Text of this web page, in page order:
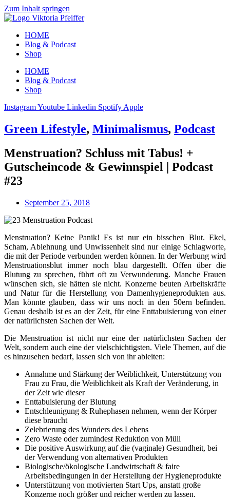
Zum Inhalt springen
HOME
Blog & Podcast
Shop
HOME
Blog & Podcast
Shop
InstagramYoutube Linkedin Spotify Apple
Green Lifestyle, Minimalismus, Podcast
Menstruation? Schluss mit Tabus! +
Gutscheincode & Gewinnspiel | Podcast
#23
September 25, 2018
Menstruation? Keine Panik! Es ist nur ein bisschen Blut. Ekel,
Scham, Ablehnung und Unwissenheit sind nur einige Schlagworte,
die mit der Periode verbunden werden können. In der Werbung wird
Menstruationsblut immer noch blau dargestellt. Offen über die
Blutung zu sprechen, führt oft zu Verwunderung. Manche Frauen
wünschen sich, sie hätten sie nicht. Konzerne beuten Arbeitskräfte
und Natur für die Herstellung von Damenhygieneprodukten aus.
Man könnte glauben, dass wir uns noch in den 50ern befinden.
Genau deshalb ist es an der Zeit, für eine Enttabuisierung von einer
der natürlichsten Sachen der Welt.
Die Menstruation ist nicht nur eine der natürlichsten Sachen der
Welt, sondern auch eine der vielschichtigsten. Viele Themen, auf die
es hinzusehen bedarf, lassen sich von ihr ableiten:
Annahme und Stärkung der Weiblichkeit, Unterstützung von
Frau zu Frau, die Weiblichkeit als Kraft der Veränderung, in
der Zeit wie dieser
Enttabuisierung der Blutung
Entschleunigung & Ruhephasen nehmen, wenn der Körper
diese braucht
Zelebrierung des Wunders des Lebens
Zero Waste oder zumindest Reduktion von Müll
Die positive Auswirkung auf die (vaginale) Gesundheit, bei
der Verwendung von alternativen Produkten
Biologische/ökologische Landwirtschaft & faire
Arbeitsbedingungen in der Herstellung der Hygieneprodukte
Unterstützung von motivierten Start Ups, anstatt große
Konzerne noch größer und reicher werden zu lassen.